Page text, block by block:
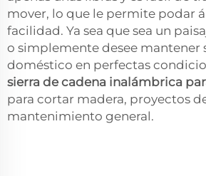
mover, lo que le permite podar
facilidad. Ya sea que sea un
o simplemente desee mantener
doméstico en perfectas
sierra de cadena inalámbrica
para cortar madera, proyectos
mantenimiento general.